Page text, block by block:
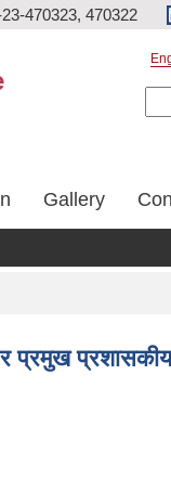
470323, 470322
Gallery
र प्रमुख